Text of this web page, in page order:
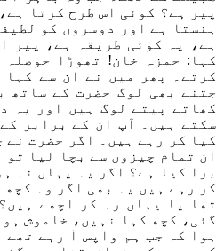
پیر ہے؟ کوئی اس طرح کرتا
ہنستا ہے اور دوسروں کو
ہے، یہ کوئی طریقہ ہے، پیر
کہا: حمزہ خان! تھوڑا
کر تے۔ پھر میں نے ا ن سے کہا
جتنے بھی لوگ حضرت کے ساتھ
کھاتے پیتے لوگ ہیں اور یہ
سکتے ہیں۔ آپ ان کے برابر
کیا کر رہے ہیں۔ اگر حضرت نے
ان تمام چیزوں سے بچا لیا تو
برا کیا ہے؟ اگر یہ یہاں نہ
کر رہے ہیں یہ بھی اگر وہ کچھ
تھا یا یہاں رہ کر اچھے
گئی ، کچھ کہا نہیں، خاموش ہو
ہ وا کہ جب ہم
واپس آ رہے تھے